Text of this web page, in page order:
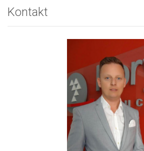
Kontakt